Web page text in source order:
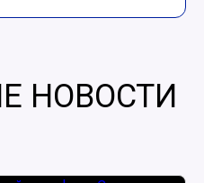
НОВОСТИ